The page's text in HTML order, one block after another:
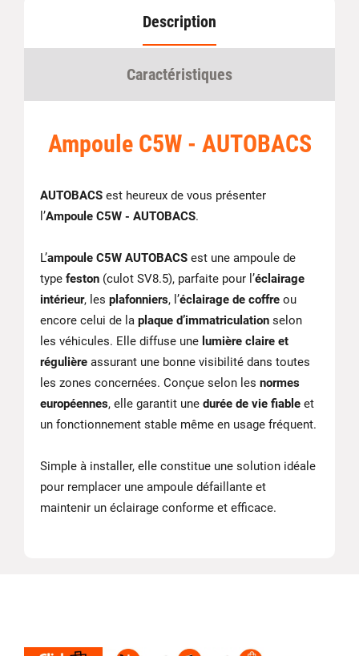
Description
Caractéristiques
Ampoule C5W - AUTOBACS
AUTOBACS est heureux de vous présenter
l’Ampoule C5W - AUTOBACS.
L’ampoule C5W AUTOBACS est une ampoule de
type feston (culot SV8.5), parfaite pour l’éclairage
intérieur, les plafonniers, l’éclairage de coffre ou
encore celui de la plaque d’immatriculation selon
les véhicules. Elle diffuse une lumière claire et
régulière assurant une bonne visibilité dans toutes
les zones concernées. Conçue selon les normes
européennes, elle garantit une durée de vie fiable et
un fonctionnement stable même en usage fréquent.
Simple à installer, elle constitue une solution idéale
pour remplacer une ampoule défaillante et
maintenir un éclairage conforme et efficace.